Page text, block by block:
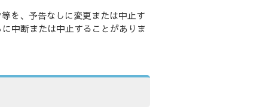
を、予告なしに変更または中止す
中断または中止することがありま